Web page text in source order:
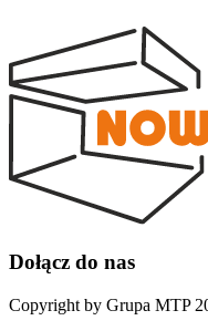
Dołącz do nas
Copyright by Grupa MTP